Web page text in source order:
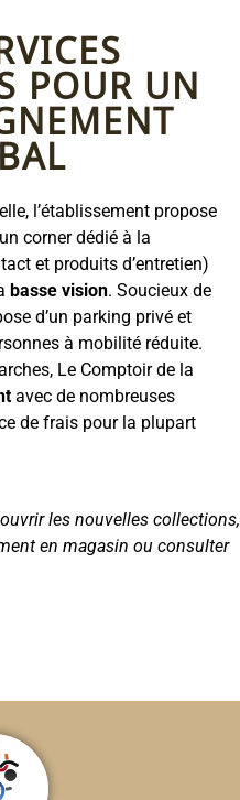
POUR UN
l’établissement propose
corner dédié à la
et produits d’entretien)
basse vision. Soucieux de
d’un parking privé et
à mobilité réduite.
Le Comptoir de la
avec de nombreuses
de frais pour la plupart
les nouvelles collections,
en magasin ou consulter